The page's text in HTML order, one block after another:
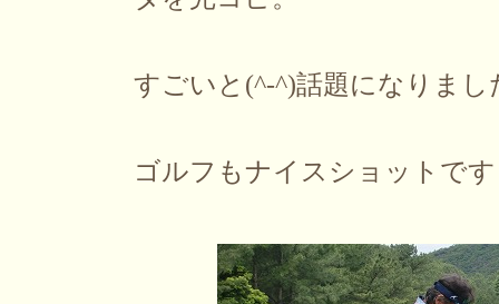
すごいと(^-^)話題になりまし
ゴルフもナイスショットです